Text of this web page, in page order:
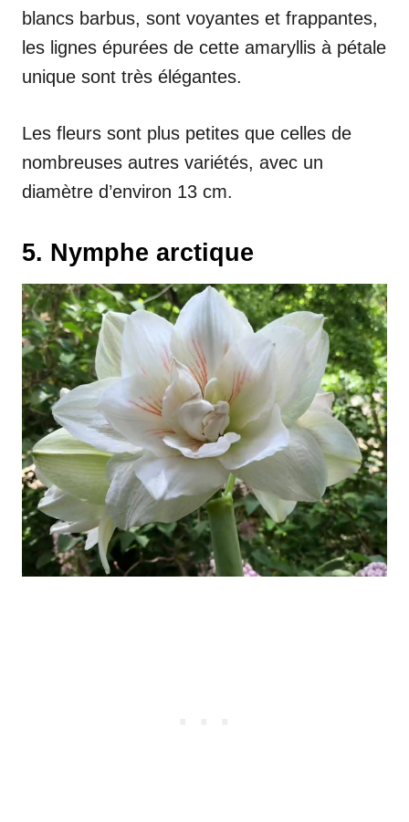
blancs barbus, sont voyantes et frappantes,
les lignes épurées de cette amaryllis à pétale
unique sont très élégantes.
Les fleurs sont plus petites que celles de
nombreuses autres variétés, avec un
diamètre d’environ 13 cm.
5. Nymphe arctique